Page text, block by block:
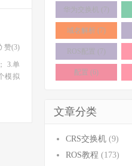
赞(3)
3.单
模拟
华为交换机 (7)
域名解析 (7)
ROS配置 (7)
配置 (6)
文章分类
CRS交换机 (9)
ROS教程 (173)